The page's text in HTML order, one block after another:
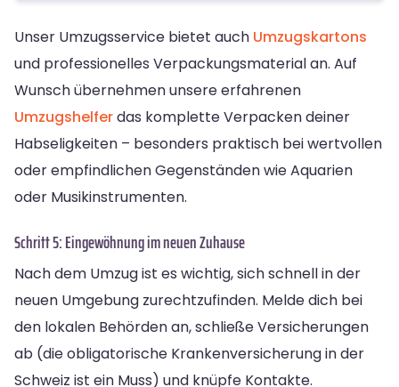
Unser Umzugsservice bietet auch Umzugskartons
und professionelles Verpackungsmaterial an. Auf
Wunsch übernehmen unsere erfahrenen
Umzugshelferdas komplette Verpacken deiner
Habseligkeiten – besonders praktisch bei wertvollen
oder empfindlichen Gegenständen wie Aquarien
oder Musikinstrumenten.
Schritt 5: Eingewöhnung im neuen Zuhause
Nach dem Umzug ist es wichtig, sich schnell in der
neuen Umgebung zurechtzufinden. Melde dich bei
den lokalen Behörden an, schließe Versicherungen
ab (die obligatorische Krankenversicherung in der
Schweiz ist ein Muss) und knüpfe Kontakte.